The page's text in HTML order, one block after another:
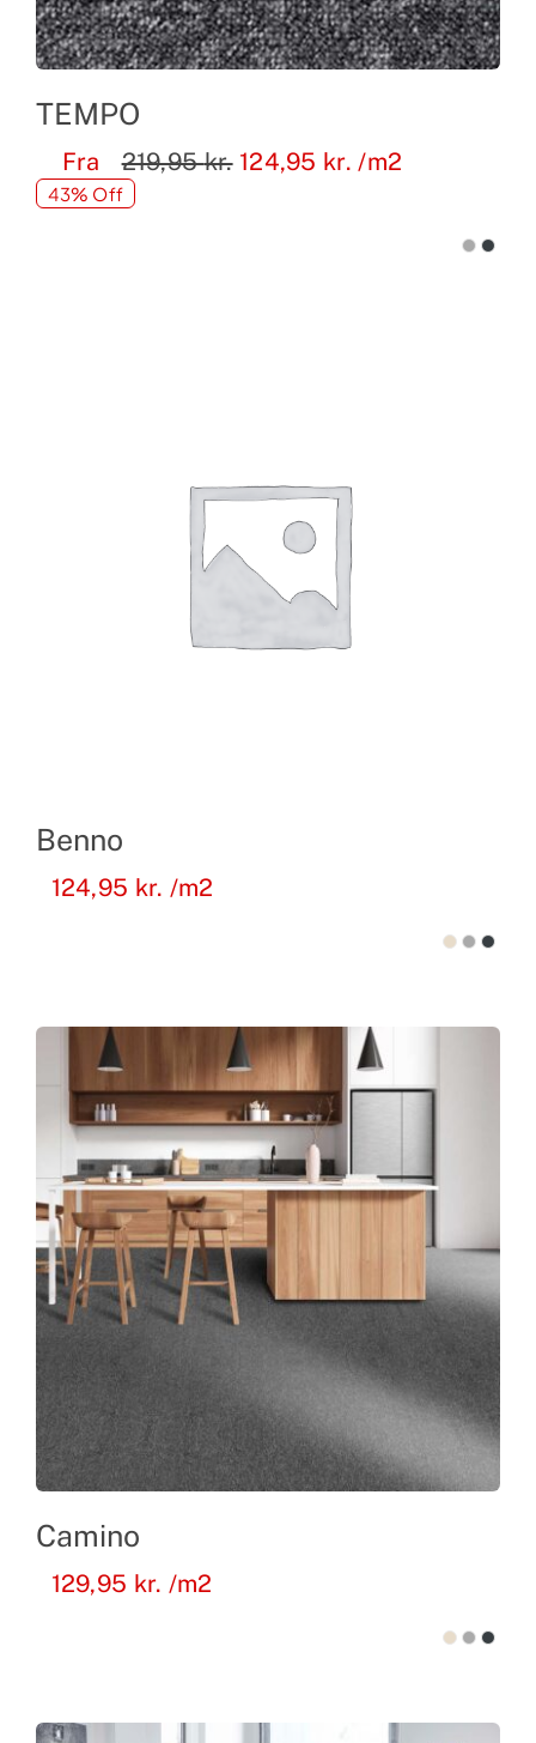
TEMPO
Fra 219,95kr. 124,95 kr. /m2
43% Off
Benno
124,95 kr. /m2
Camino
129,95 kr. /m2